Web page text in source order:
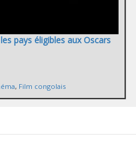
pays éligibles aux Oscars
, Film congolais